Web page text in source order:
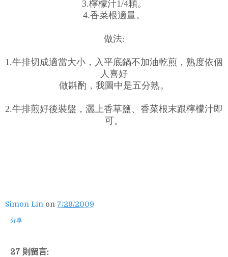
3.檸檬汁1/4顆。
4.香菜根適量。
做法:
1.牛排切成適當大小，入平底鍋不加油乾煎，熟度依個
人喜好
做斟酌，我圖中是五分熟。
2.牛排煎好後裝盤，灑上香草鹽、香菜根末跟檸檬汁即
可。
Simon Lin on 7/29/2009
分享
27 則留言: